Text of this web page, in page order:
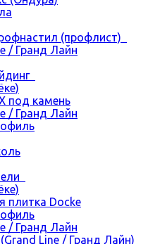
(профлист)
/ Гранд Лайн
под камень
/ Гранд Лайн
плитка Docke
/ Гранд Лайн
Line / Гранд Лайн)